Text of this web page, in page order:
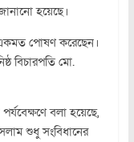
হয়েছে।
একমত পোষণ করেছেন।
বিচারপতি মো.
বলা হয়েছে,
শুধু সংবিধানের